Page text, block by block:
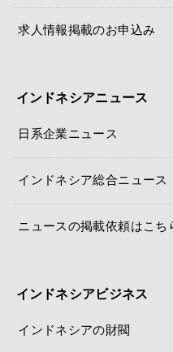
求人情報掲載のお申込み
インドネシアニュース
日系企業ニュース
インドネシア総合ニュース
ニュースの掲載依頼はこち
インドネシアビジネス
インドネシアの財閥